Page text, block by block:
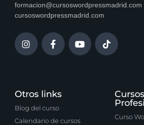
formacion@cursoswordpressmadrid.com
cursoswordpressmadrid.com
Otros links
Blog del curso
Calendario de cursos
Cursos
Curso